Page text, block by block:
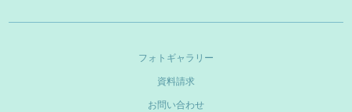
フォトギャラリー
資料請求
お問い合わせ